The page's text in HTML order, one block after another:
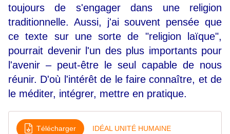
toujours de s'engager dans une religion
traditionnelle. Aussi, j'ai souvent pensée que
ce texte sur une sorte de "religion laïque",
pourrait devenir l'un des plus importants pour
l'avenir –peut-être le seul capable de nous
réunir. D'où l'intérêt de le faire connaître, et de
le méditer, intégrer, mettre en pratique.
Télécharger IDÉAL UNITÉ HUMAINE